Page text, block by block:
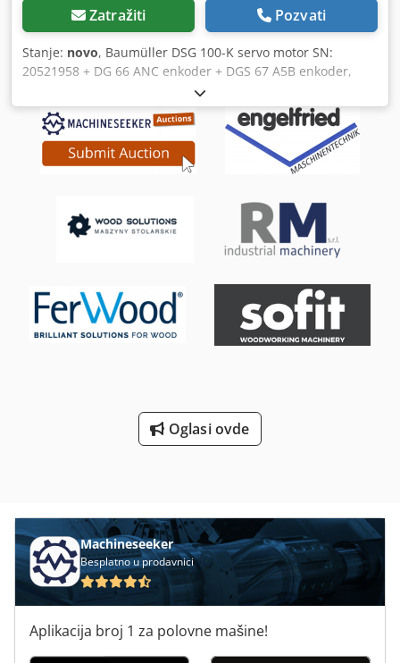
Zatražiti Pozvati
Stanje: novo, Baumüller DSG 100-K servo motor SN:
20521958 + DG 66 ANC enkoder + DGS 67 A5B enkoder,
neiskorišćen sa tragovima skladištenja, 100% funkcionalan,
obim isporuke prema fotografijama Dodpfsi D E Dvjx
Agqock
Oglasi ovde
Machineseeker
Besplatno u prodavnici
Aplikacija broj 1 za polovne mašine!